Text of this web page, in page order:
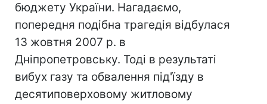
бюджету України. Нагадаємо,
попередня подібна трагедія відбулася
13 жовтня 2007 р. в
Дніпропетровську. Тоді в результаті
вибух газу та обвалення під'їзду в
десятиповерховому житловому